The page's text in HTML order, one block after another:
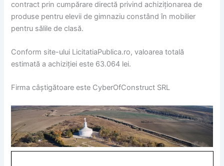
contract prin cumpărare directă privind achiziționarea de
produse pentru elevii de gimnaziu constând în mobilier
pentru sălile de clasă.
Conform site-ului LicitatiaPublica.ro, valoarea totală
estimată a achiziției este 63.064 lei.
Firma câștigătoare este CyberOfConstruct SRL